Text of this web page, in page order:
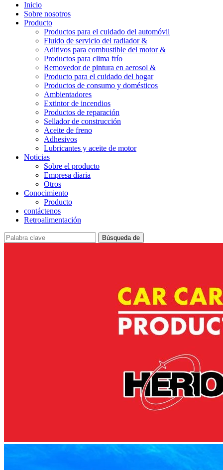
Inicio
Sobre nosotros
Producto
Productos para el cuidado del automóvil
Fluido de servicio del radiador &
Aditivos para combustible del motor &
Productos para clima frío
Removedor de pintura en aerosol &
Producto para el cuidado del hogar
Productos de consumo y domésticos
Ambientadores
Extintor de incendios
Productos de reparación
Sellador de construcción
Aceite de freno
Adhesivos
Lubricantes y aceite de motor
Noticias
Sobre el producto
Empresa diaria
Otros
Conocimiento
Producto
contáctenos
Retroalimentación